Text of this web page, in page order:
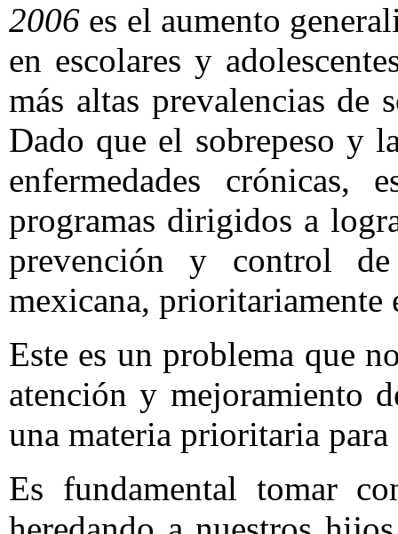
2006 es el aumento
en escolares y
más altas prevalencias de
Dado que el sobrepeso y
enfermedades crónicas,
programas dirigidos a
prevención y control
mexicana, prioritariamente
Este es un problema que
atención y mejoramiento
una materia prioritaria
Es fundamental tomar